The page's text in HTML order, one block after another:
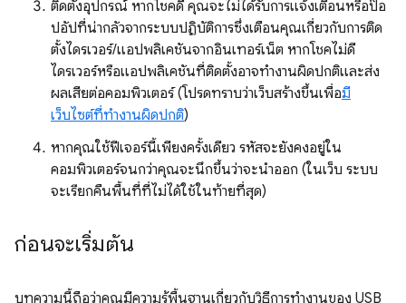
ติดตั้งอุปกรณ์ หากโชคดี คุณจะไม่ได้รับการแจ้งเตือนหรือป๊อ
ปอัปที่น่ากลัวจากระบบปฏิบัติการซึ่งเตือนคุณเกี่ยวกับการติด
ตั้งไดรเวอร์/แอปพลิเคชันจากอินเทอร์เน็ต หากโชคไม่ดี
ไดรเวอร์หรือแอปพลิเคชันที่ติดตั้งอาจทำงานผิดปกติและส่ง
ผลเสียต่อคอมพิวเตอร์ (โปรดทราบว่าเว็บสร้างขึ้นเพื่อมี
เว็บไซต์ที่ทำงานผิดปกติ)
หากคุณใช้ฟีเจอร์นี้เพียงครั้งเดียว รหัสจะยังคงอยู่ใน
คอมพิวเตอร์จนกว่าคุณจะนึกขึ้นว่าจะนําออก (ในเว็บ ระบบ
จะเรียกคืนพื้นที่ที่ไม่ได้ใช้ในท้ายที่สุด)
ก่อนจะเริ่มต้น
บทความนี้ถือว่าคุณมีความรู้พื้นฐานเกี่ยวกับวิธีการทำงานของ USB